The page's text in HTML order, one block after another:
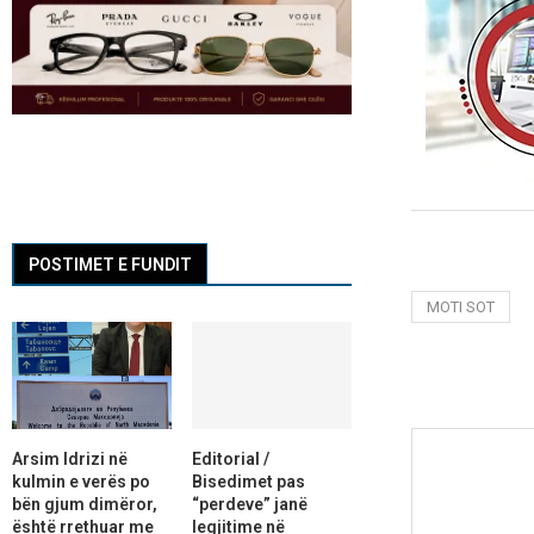
MOTI SOT
POSTIMET E FUNDIT
Arsim Idrizi në
kulmin e verës po
bën gjum dimëror,
është rrethuar me
Editorial /
Bisedimet pas
“perdeve” janë
legjitime në